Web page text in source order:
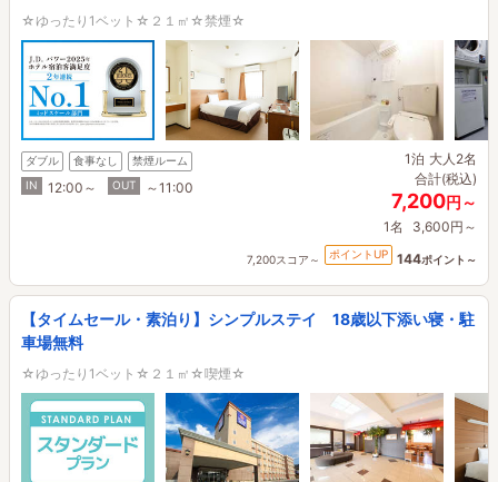
☆ゆったり1ベット☆２１㎡☆禁煙☆
ダブル 食事なし
禁煙ルーム
IN
12:00～ OUT ～11:00
1泊 大人2名
合計(税込)
7,200円～
1名 3,600円～
7,200スコア～ ポイントUP 144ポイント～
【タイムセール・素泊り】シンプルステイ 18歳以下添い寝・駐
車場無料
☆ゆったり1ベット☆２１㎡☆喫煙☆